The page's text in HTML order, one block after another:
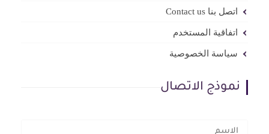
اتصل بنا Contact us
اتفاقية المستخدم
سياسة الخصوصية
نموذج الاتصال